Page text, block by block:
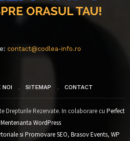
contact@codlea-info.ro
NOI SITEMAP CONTACT
Drepturile Rezervate. In colaborare cu Perfect
Mentenanta WordPress
si Promovare SEO, Brasov Events, WP